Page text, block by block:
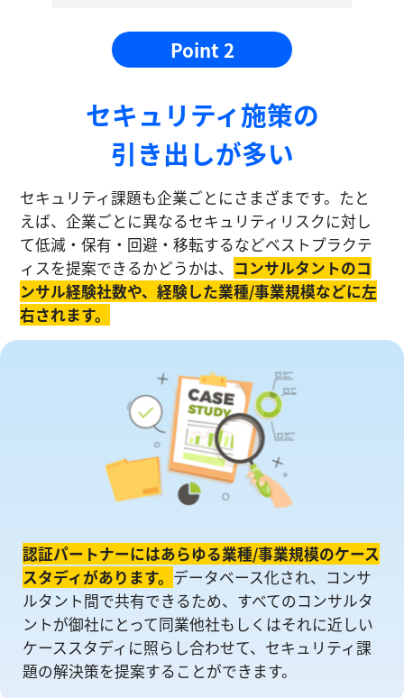
Point 2
セキュリティ施策の
引き出しが多い
セキュリティ課題も企業ごとにさまざまです。たと
えば、企業ごとに異なるセキュリティリスクに対し
て低減・保有・回避・移転するなどベストプラクテ
ィスを提案できるかどうかは、 コンサルタントのコ
ンサル経験社数や、経験した業種/事業規模などに左
右されます。
認証パートナーにはあらゆる業種/事業規模のケース
スタディがあります。 データベース化され、コンサ
ルタント間で共有できるため、すべてのコンサルタ
ントが御社にとって同業他社もしくはそれに近しい
ケーススタディに照らし合わせて、セキュリティ課
題の解決策を提案することができます。